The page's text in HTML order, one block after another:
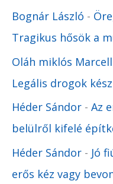
Bognár László -
Tragikus hősök a
Oláh miklós Marcell
Legális drogok
Héder Sándor - Az
belülről kifelé
Héder Sándor - Jó
erős kéz vagy